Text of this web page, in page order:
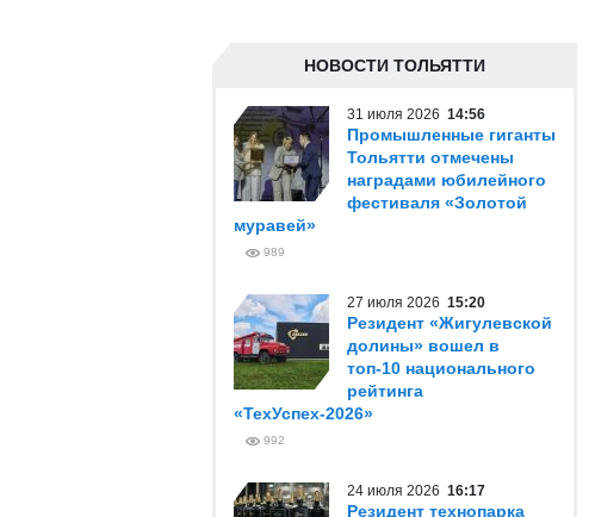
НОВОСТИ ТОЛЬЯТТИ
31 июля 2026 14:56
Промышленные гиганты
Тольятти отмечены
наградами юбилейного
фестиваля «Золотой
муравей»
989
27 июля 2026 15:20
Резидент «Жигулевской
долины» вошел в
топ-10 национального
рейтинга
«ТехУспех-2026»
992
24 июля 2026 16:17
Резидент технопарка